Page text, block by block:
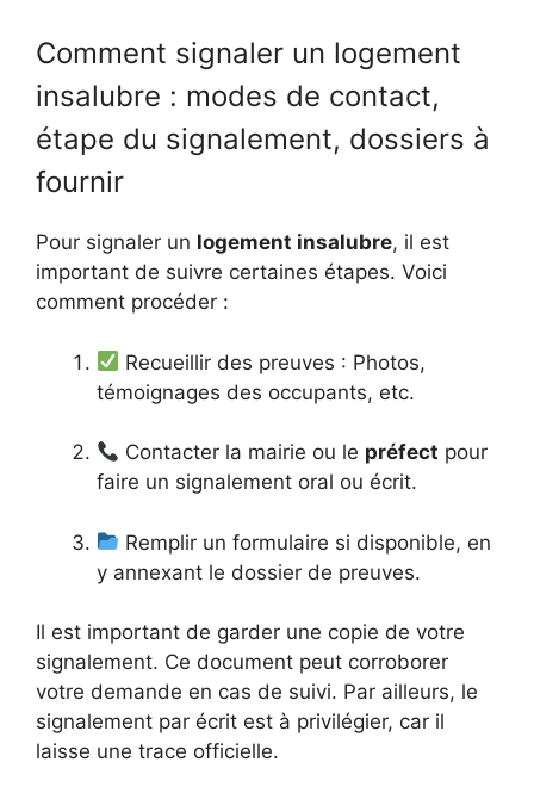
Comment signaler un logement
insalubre : modes de contact,
étape du signalement, dossiers à
fournir
Pour signaler un logement insalubre, il est
important de suivre certaines étapes. Voici
comment procéder :
Recueillir des preuves : Photos,
témoignages des occupants, etc.
Contacter la mairie ou le préfect pour
faire un signalement oral ou écrit.
Remplir un formulaire si disponible, en
y annexant le dossier de preuves.
Il est important de garder une copie de votre
signalement. Ce document peut corroborer
votre demande en cas de suivi. Par ailleurs, le
signalement par écrit est à privilégier, car il
laisse une trace officielle.